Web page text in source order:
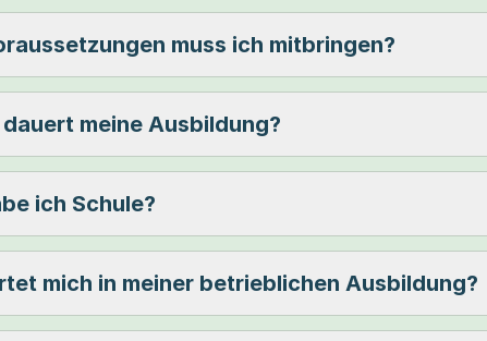
muss ich mitbringen?
meine Ausbildung?
ich Schule?
mich in meiner betrieblichen Ausbildung?